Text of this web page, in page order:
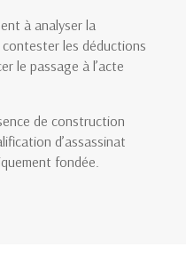
à analyser la
les déductions
le passage à l’acte
de construction
d’assassinat
fondée.